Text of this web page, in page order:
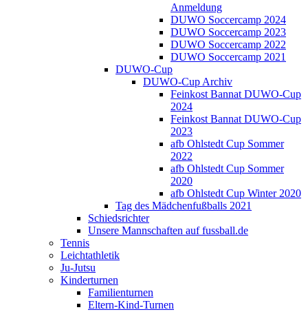
Anmeldung
DUWO Soccercamp 2024
DUWO Soccercamp 2023
DUWO Soccercamp 2022
DUWO Soccercamp 2021
DUWO-Cup
DUWO-Cup Archiv
Feinkost Bannat DUWO-Cup
2024
Feinkost Bannat DUWO-Cup
2023
afb Ohlstedt Cup Sommer
2022
afb Ohlstedt Cup Sommer
2020
afb Ohlstedt Cup Winter 2020
Tag des Mädchenfußballs 2021
Schiedsrichter
Unsere Mannschaften auf fussball.de
Tennis
Leichtathletik
Ju-Jutsu
Kinderturnen
Familienturnen
Eltern-Kind-Turnen